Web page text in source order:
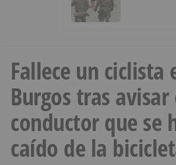
Fallece un ciclista
Burgos tras
conductor que se
caído de la